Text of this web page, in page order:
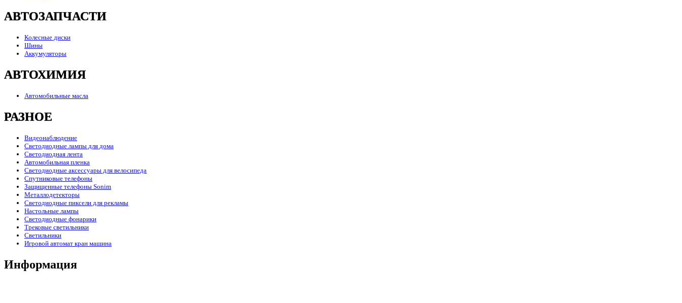
АВТОЗАПЧАСТИ
Колесные диски
Шины
Аккумуляторы
АВТОХИМИЯ
Автомобильные масла
РАЗНОЕ
Видеонаблюдение
Светодиодные лампы для дома
Светодиодная лента
Автомобильная пленка
Светодиодные аксессуары для велосипеда
Спутниковые телефоны
Защищенные телефоны Sonim
Металлодетекторы
Светодиодные пиксели для рекламы
Настольные лампы
Светодиодные фонарики
Трековые светильники
Светильники
Игровой автомат кран машина
Информация